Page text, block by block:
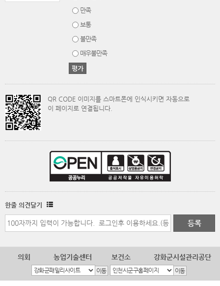
만족
보통
불만족
매우불만족
QR CODE 이미지를 스마트폰에 인식시키면 자동으로
이 페이지로 연결됩니다.
한줄 의견달기
의회 농업기술센터 보건소 강화군시설관리공단